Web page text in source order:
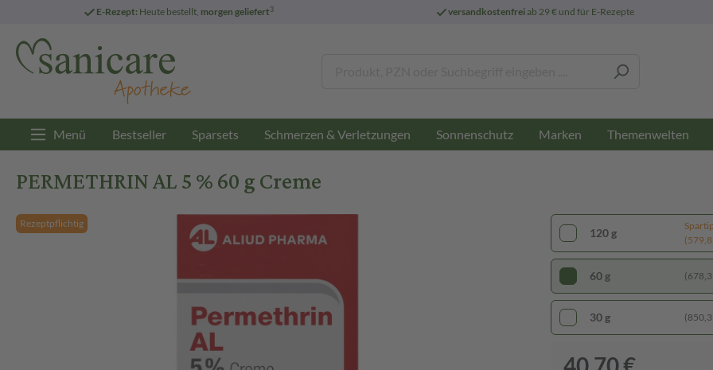
E-Rezept: Heute bestellt, morgen geliefert3 versandkostenfreiab 29 € und für E-Rezepte
Menü Bestseller Sparsets Schmerzen & Verletzungen Sonnenschutz Marken Themenwelten
PERMETHRIN AL 5 % 60 g Creme
Rezeptpflichtig
120 g
60 g
30 g